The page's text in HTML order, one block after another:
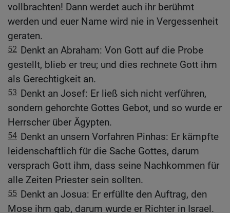
vollbrachten! Dann werdet auch ihr berühmt
werden und euer Name wird nie in Vergessenheit
geraten.
52 Denkt an Abraham: Von Gott auf die Probe
gestellt, blieb er treu; und dies rechnete Gott ihm
als Gerechtigkeit an.
53 Denkt an Josef: Er ließ sich nicht verführen,
sondern gehorchte Gottes Gebot, und so wurde er
Herrscher über Ägypten.
54 Denkt an unsern Vorfahren Pinhas: Er kämpfte
leidenschaftlich für die Sache Gottes, darum
versprach Gott ihm, dass seine Nachkommen für
alle Zeiten Priester sein sollten.
55 Denkt an Josua: Er erfüllte den Auftrag, den
Mose ihm gab, darum wurde er Richter in Israel.